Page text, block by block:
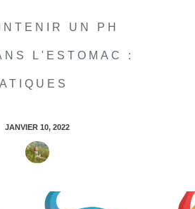
UN PH
L'ESTOMAC :
JANVIER 10, 2022